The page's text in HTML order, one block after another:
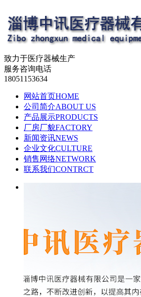
致力于医疗器械生产
服务咨询电话
18051153634
网站首页HOME
公司简介ABOUT US
产品展示PRODUCTS
厂房厂貌FACTORY
新闻资讯NEWS
企业文化CULTURE
销售网络NETWORK
联系我们CONTRCT